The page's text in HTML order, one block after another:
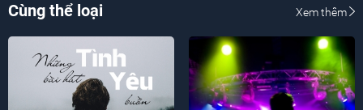
Cùng thể loại Xem thêm